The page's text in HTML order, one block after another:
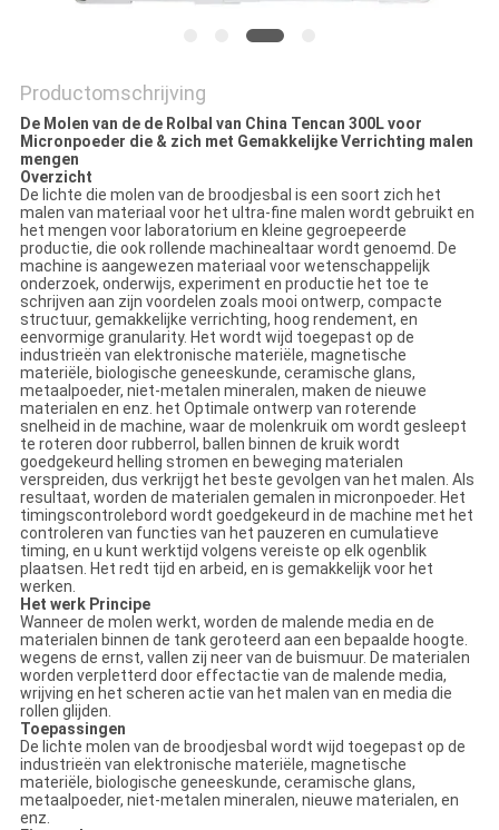
Productomschrijving
De Molen van de de Rolbal van China Tencan 300L voor
Micronpoeder die & zich met Gemakkelijke Verrichting malen
mengen
Overzicht
De lichte die molen van de broodjesbal is een soort zich het
malen van materiaal voor het ultra-fine malen wordt gebruikt en
het mengen voor laboratorium en kleine gegroepeerde
productie, die ook rollende machinealtaar wordt genoemd. De
machine is aangewezen materiaal voor wetenschappelijk
onderzoek, onderwijs, experiment en productie het toe te
schrijven aan zijn voordelen zoals mooi ontwerp, compacte
structuur, gemakkelijke verrichting, hoog rendement, en
eenvormige granularity. Het wordt wijd toegepast op de
industrieën van elektronische materiële, magnetische
materiële, biologische geneeskunde, ceramische glans,
metaalpoeder, niet-metalen mineralen, maken de nieuwe
materialen en enz. het Optimale ontwerp van roterende
snelheid in de machine, waar de molenkruik om wordt gesleept
te roteren door rubberrol, ballen binnen de kruik wordt
goedgekeurd helling stromen en beweging materialen
verspreiden, dus verkrijgt het beste gevolgen van het malen. Als
resultaat, worden de materialen gemalen in micronpoeder. Het
timingscontrolebord wordt goedgekeurd in de machine met het
controleren van functies van het pauzeren en cumulatieve
timing, en u kunt werktijd volgens vereiste op elk ogenblik
plaatsen. Het redt tijd en arbeid, en is gemakkelijk voor het
werken.
Het werk Principe
Wanneer de molen werkt, worden de malende media en de
materialen binnen de tank geroteerd aan een bepaalde hoogte.
wegens de ernst, vallen zij neer van de buismuur. De materialen
worden verpletterd door effectactie van de malende media,
wrijving en het scheren actie van het malen van en media die
rollen glijden.
Toepassingen
De lichte molen van de broodjesbal wordt wijd toegepast op de
industrieën van elektronische materiële, magnetische
materiële, biologische geneeskunde, ceramische glans,
metaalpoeder, niet-metalen mineralen, nieuwe materialen, en
enz.